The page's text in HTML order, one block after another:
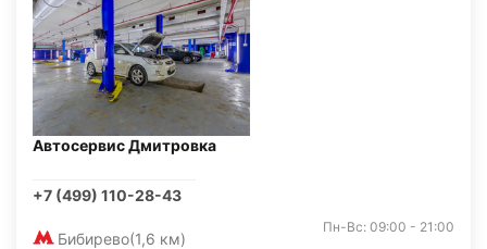
Автосервис Дмитровка
+7 (499) 110-28-43
Бибирево(1,6 км)
Пн-Вс: 09:00 - 21:00